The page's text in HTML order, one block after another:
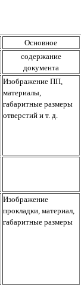
Основное
содержание
документа
Изображение ПП,
материалы,
габаритные размеры
отверстий и т. д.
Изображение
прокладки, материал,
габаритные размеры